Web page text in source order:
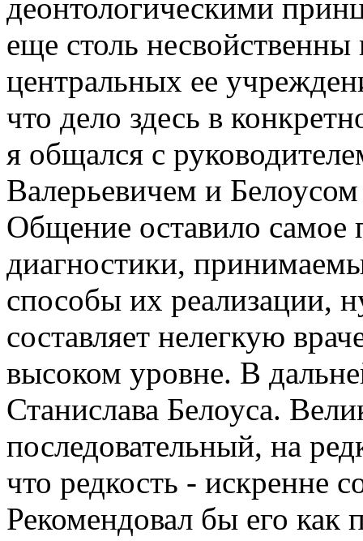
деонтологическими
еще столь
центральных ее
что дело здесь в
я общался с
Валерьевичем и
Общение оставило самое
диагностики,
способы их реализации,
составляет нелегкую
высоком уровне. В
Станислава Белоуса.
последовательный, на
что редкость - искренне
Рекомендовал бы его как